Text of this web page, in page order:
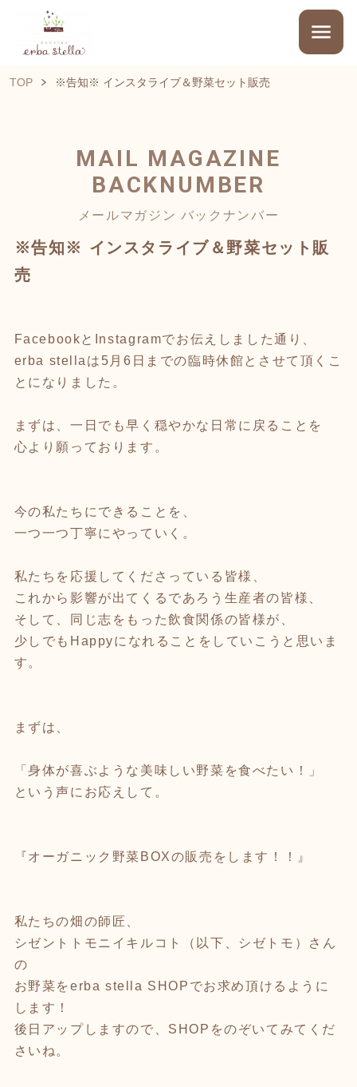
TOP ※告知※ インスタライブ＆野菜セット販売
MAIL MAGAZINE
BACKNUMBER
メールマガジン バックナンバー
※告知※ インスタライブ＆野菜セット販
売
FacebookとInstagramでお伝えしました通り、
erba stellaは5月6日までの臨時休館とさせて頂くこ
とになりました。
まずは、一日でも早く穏やかな日常に戻ることを
心より願っております。
今の私たちにできることを、
一つ一つ丁寧にやっていく。
私たちを応援してくださっている皆様、
これから影響が出てくるであろう生産者の皆様、
そして、同じ志をもった飲食関係の皆様が、
少しでもHappyになれることをしていこうと思いま
す。
まずは、
「身体が喜ぶような美味しい野菜を食べたい！」
という声にお応えして。
『オーガニック野菜BOXの販売をします！！』
私たちの畑の師匠、
シゼントトモニイキルコト（以下、シゼトモ）さん
の
お野菜をerba stella SHOPでお求め頂けるように
します！
後日アップしますので、SHOPをのぞいてみてくだ
さいね。